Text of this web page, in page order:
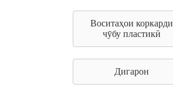
Воситаҳои коркарди
чӯбу пластикӣ
Дигарон